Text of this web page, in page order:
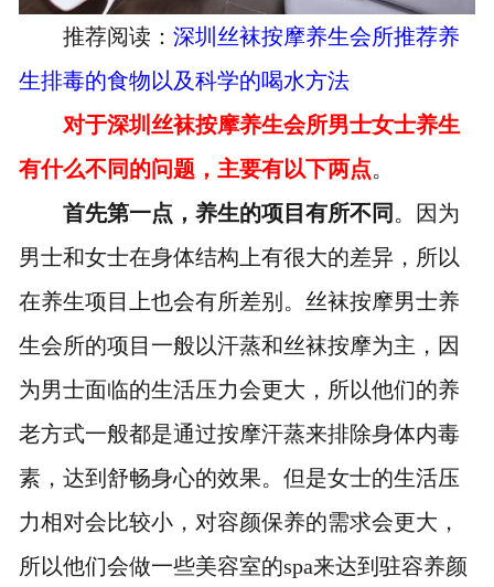
推荐阅读： 深圳丝袜按摩养生会所推荐养
生排毒的食物以及科学的喝水方法
对于深圳丝袜按摩养生会所男士女士养生
有什么不同的问题，主要有以下两点。
首先第一点，养生的项目有所不同 。因为
男士和女士在身体结构上有很大的差异，所以
在养生项目上也会有所差别。丝袜按摩男士养
生会所的项目一般以汗蒸和丝袜按摩为主，因
为男士面临的生活压力会更大，所以他们的养
老方式一般都是通过按摩汗蒸来排除身体内毒
素，达到舒畅身心的效果。但是女士的生活压
力相对会比较小，对容颜保养的需求会更大，
所以他们会做一些美容室的spa来达到驻容养颜